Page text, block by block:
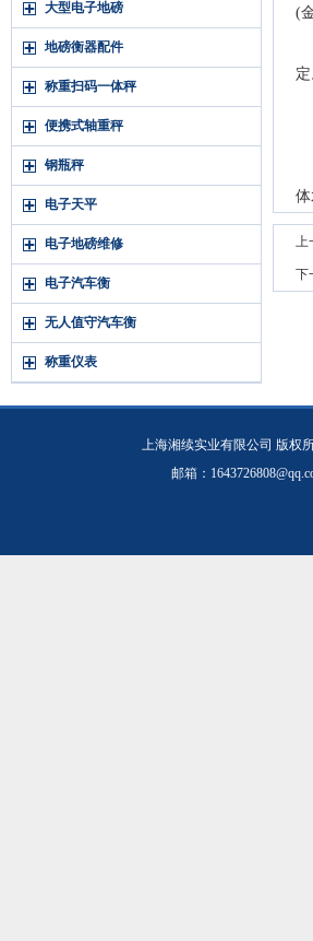
大型电子地磅
地磅衡器配件
称重扫码一体秤
便携式轴重秤
钢瓶秤
电子天平
电子地磅维修
电子汽车衡
无人值守汽车衡
称重仪表
(
定
上
下
上海湘续实业有限公司 版权
邮箱：